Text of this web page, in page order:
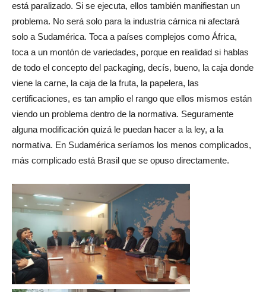
está paralizado. Si se ejecuta, ellos también manifiestan un
problema. No será solo para la industria cárnica ni afectará
solo a Sudamérica. Toca a países complejos como África,
toca a un montón de variedades, porque en realidad si hablas
de todo el concepto del packaging, decís, bueno, la caja donde
viene la carne, la caja de la fruta, la papelera, las
certificaciones, es tan amplio el rango que ellos mismos están
viendo un problema dentro de la normativa. Seguramente
alguna modificación quizá le puedan hacer a la ley, a la
normativa. En Sudamérica seríamos los menos complicados,
más complicado está Brasil que se opuso directamente.